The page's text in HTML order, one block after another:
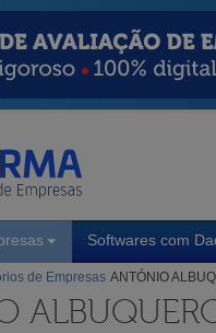
Softwares com
de Empresas ANTÓNIO